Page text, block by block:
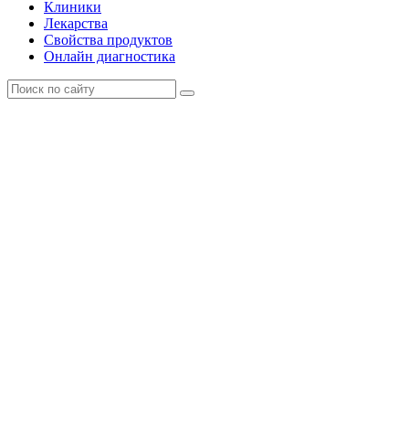
Клиники
Лекарства
Свойства продуктов
Онлайн диагностика